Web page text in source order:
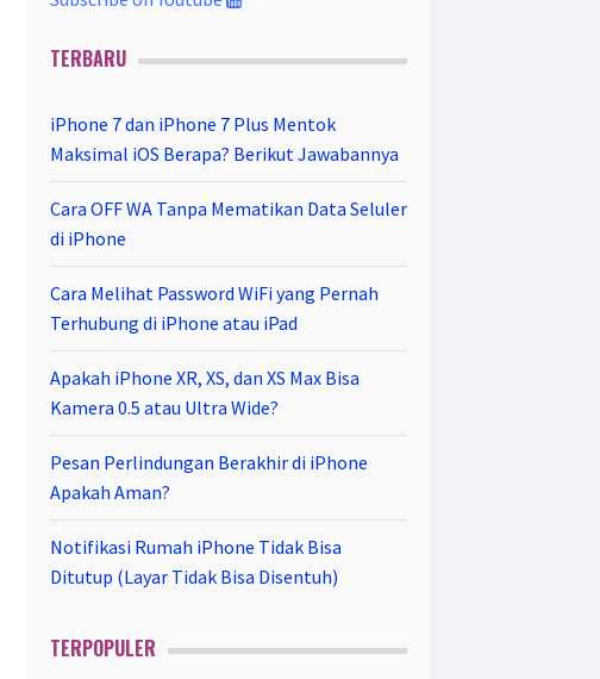
TERBARU
iPhone 7 dan iPhone 7 Plus Mentok
Maksimal iOS Berapa? Berikut Jawabannya
Cara OFF WA Tanpa Mematikan Data Seluler
di iPhone
Cara Melihat Password WiFi yang Pernah
Terhubung di iPhone atau iPad
Apakah iPhone XR, XS, dan XS Max Bisa
Kamera 0.5 atau Ultra Wide?
Pesan Perlindungan Berakhir di iPhone
Apakah Aman?
Notifikasi Rumah iPhone Tidak Bisa
Ditutup (Layar Tidak Bisa Disentuh)
TERPOPULER